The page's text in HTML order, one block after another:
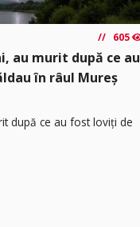
605
au murit după ce au
în râul Mureș
după ce au fost loviți de